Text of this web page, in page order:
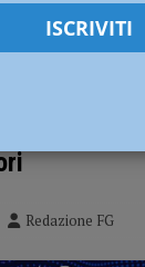
corso
Redazione FG